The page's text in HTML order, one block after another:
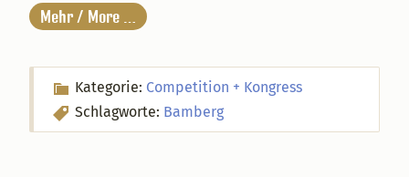
Mehr / More …
Kategorie: Competition + Kongress
Schlagworte: Bamberg